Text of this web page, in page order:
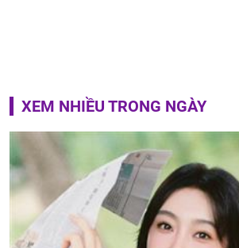
XEM NHIỀU TRONG NGÀY